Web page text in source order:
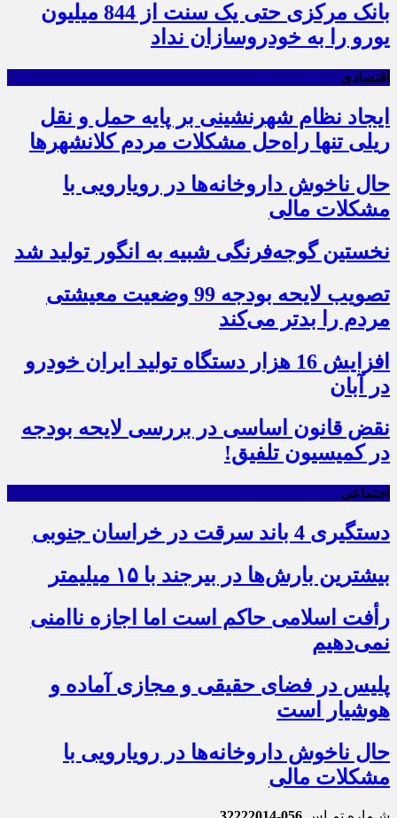
بانک مرکزی حتی یک سنت از 844 میلیون
یورو را به خودروسازان نداد
اقتصادی
ایجاد نظام شهرنشینی بر پایه حمل و نقل
ریلی تنها راه‌حل مشکلات مردم کلانشهرها
حال ناخوش داروخانه‌ها در رویارویی با
مشکلات مالی
نخستین گوجه‌فرنگی شبیه به انگور تولید شد
تصویب لایحه بودجه 99 وضعیت معیشتی
مردم را بدتر می‌کند
افزایش 16 هزار دستگاه تولید ایران خودرو
در آبان
نقض قانون اساسی در بررسی لایحه بودجه
در کمیسیون تلفیق!
اجتماعی
دستگیری 4 باند سرقت در خراسان جنوبی
بیشترین بارش‌ها در بیرجند با ۱۵ میلیمتر
رأفت اسلامی حاکم است اما اجازه ناامنی
نمی‌دهیم
پلیس در فضای حقیقی و مجازی آماده و
هوشیار است
حال ناخوش داروخانه‌ها در رویارویی با
مشکلات مالی